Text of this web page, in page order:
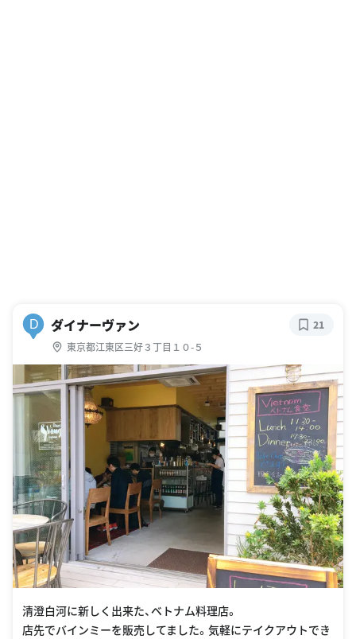
D ダイナーヴァン
東京都江東区三好３丁目１０-５
21
清澄白河に新しく出来た、ベトナム料理店。
店先でバインミーを販売してました。気軽にテイクアウトでき